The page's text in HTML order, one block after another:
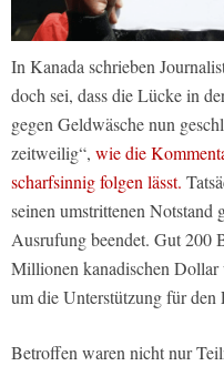
In Kanada schrieben
doch sei, dass die Lücke in
gegen Geldwäsche nun
zeitweilig“, wie die
scharfsinnig folgen lässt.
seinen umstrittenen Notstand
Ausrufung beendet. Gut 200
Millionen kanadischen Dollar
um die Unterstützung für den
Betroffen waren nicht nur